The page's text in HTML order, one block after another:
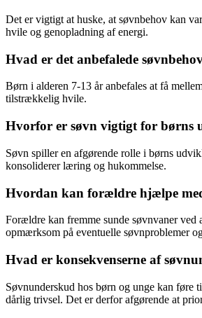
Det er vigtigt at huske, at søvnbehov kan
hvile og genopladning af energi.
Hvad er det anbefalede
Børn i alderen 7-13 år anbefales at få
tilstrækkelig hvile.
Hvorfor er søvn vigtigt for børns
Søvn spiller en afgørende rolle i børns
konsoliderer læring og hukommelse.
Hvordan kan forældre hjælpe
Forældre kan fremme sunde søvnvaner
opmærksom på eventuelle søvnproblemer
Hvad er konsekvenserne af
Søvnunderskud hos børn og unge kan føre
dårlig trivsel. Det er derfor afgørende at